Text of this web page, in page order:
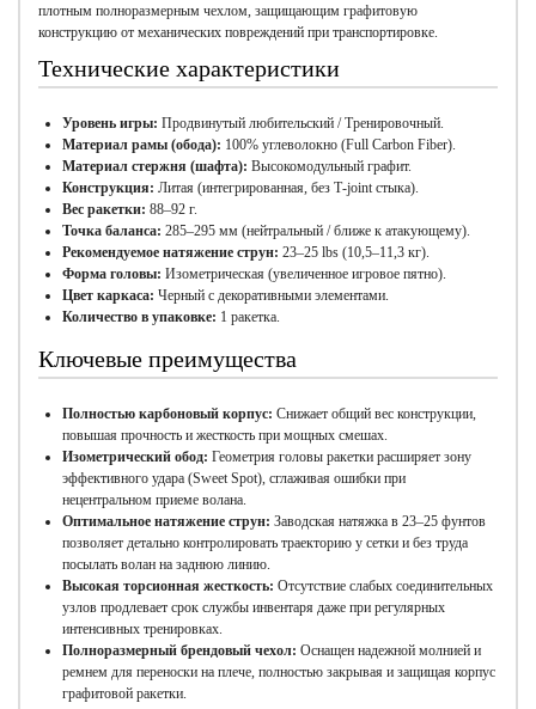
плотным полноразмерным чехлом, защищающим графитовую
конструкцию от механических повреждений при транспортировке.
Технические характеристики
Уровень игры: Продвинутый любительский / Тренировочный.
Материал рамы (обода): 100% углеволокно (Full Carbon Fiber).
Материал стержня (шафта): Высокомодульный графит.
Конструкция: Литая (интегрированная, без Т-joint стыка).
Вес ракетки: 88–92 г.
Точка баланса: 285–295 мм (нейтральный / ближе к атакующему).
Рекомендуемое натяжение струн: 23–25 lbs (10,5–11,3 кг).
Форма головы: Изометрическая (увеличенное игровое пятно).
Цвет каркаса: Черный с декоративными элементами.
Количество в упаковке: 1 ракетка.
Ключевые преимущества
Полностью карбоновый корпус: Снижает общий вес конструкции,
повышая прочность и жесткость при мощных смешах.
Изометрический обод: Геометрия головы ракетки расширяет зону
эффективного удара (Sweet Spot), сглаживая ошибки при
нецентральном приеме волана.
Оптимальное натяжение струн: Заводская натяжка в 23–25 фунтов
позволяет детально контролировать траекторию у сетки и без труда
посылать волан на заднюю линию.
Высокая торсионная жесткость: Отсутствие слабых соединительных
узлов продлевает срок службы инвентаря даже при регулярных
интенсивных тренировках.
Полноразмерный брендовый чехол: Оснащен надежной молнией и
ремнем для переноски на плече, полностью закрывая и защищая корпус
графитовой ракетки.